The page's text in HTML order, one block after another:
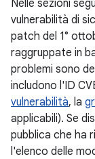
Nelle sezioni
vulnerabilità di
patch del 1°
raggruppate in
problemi sono
includono l'ID
vulnerabilità, la
applicabili). Se
pubblica che ha
l'elenco delle